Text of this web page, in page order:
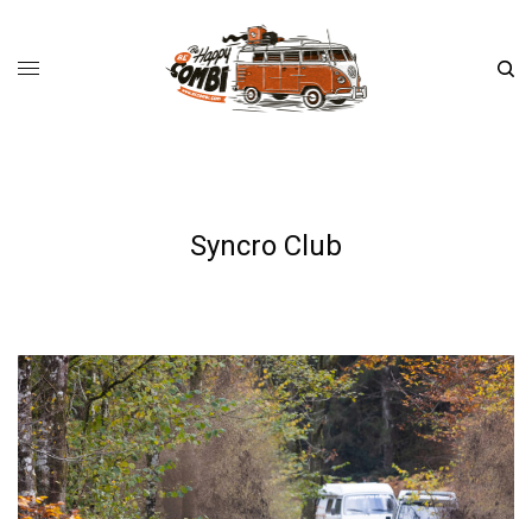
Syncro Club